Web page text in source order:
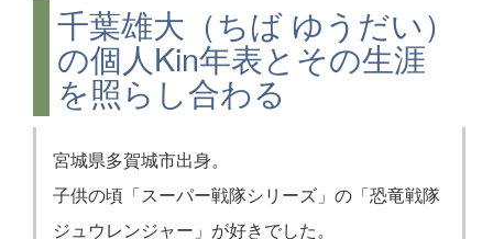
千葉雄大（ちば ゆうだい）
の個人Kin年表とその生涯
を照らし合わる
宮城県多賀城市出身。
子供の頃「スーパー戦隊シリーズ」の「恐竜戦隊
ジュウレンジャー」が好きでした。